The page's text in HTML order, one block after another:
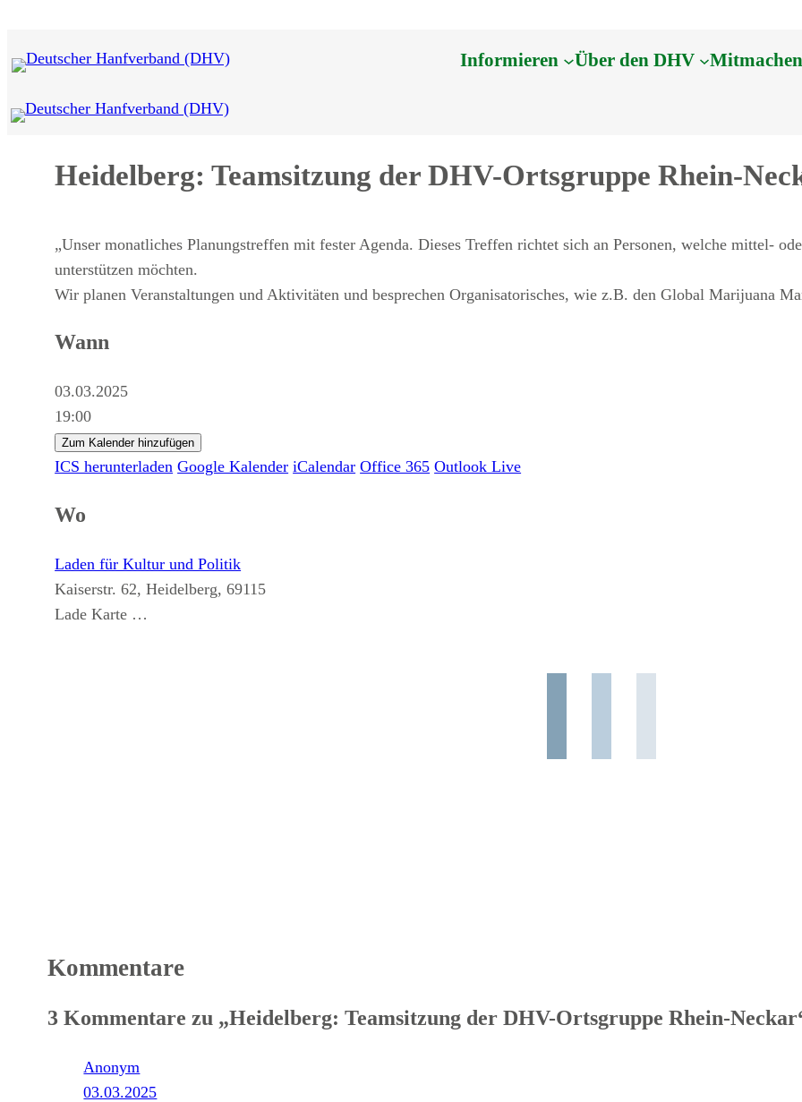
springen
Informieren Über den DHV
Heidelberg: Teamsitzung der DHV-Ortsgruppe Rhein-
„Unser monatliches Planungstreffen mit fester Agenda. Dieses Treffen richtet sich an Personen, welche mittel-
unterstützen möchten.
Wir planen Veranstaltungen und Aktivitäten und besprechen Organisatorisches, wie z.B. den Global Marijuana
Wann
03.03.2025
19:00
Zum Kalender hinzufügen
ICS herunterladen Google Kalender iCalendar Office 365 Outlook Live
Wo
Laden für Kultur und Politik
Kaiserstr. 62, Heidelberg, 69115
Lade Karte …
Kommentare
3 Kommentare zu „Heidelberg: Teamsitzung der DHV-Ortsgruppe Rhein-
Anonym
03.03.2025